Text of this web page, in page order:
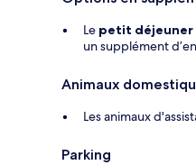
Le petit
un supplément
Animaux
Les animaux
Parking